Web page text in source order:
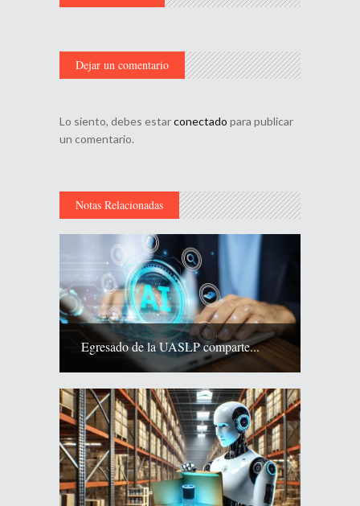
Dejar un comentario
Lo siento, debes estarconectado para publicar
un comentario.
Notas Relacionadas
Egresado de la UASLP comparte...